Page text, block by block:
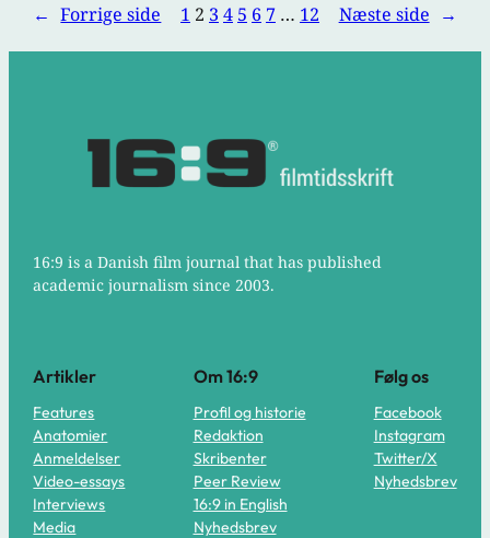
← Forrige side 1 2 3 4 5 6 7 … 12 Næste side →
16:9 is a Danish film journal that has published
academic journalism since 2003.
Artikler
Features
Anatomier
Anmeldelser
Video-essays
Interviews
Media
Om 16:9
Profil og historie
Redaktion
Skribenter
Peer Review
16:9 in English
Nyhedsbrev
Følg os
Facebook
Instagram
Twitter/X
Nyhedsbrev